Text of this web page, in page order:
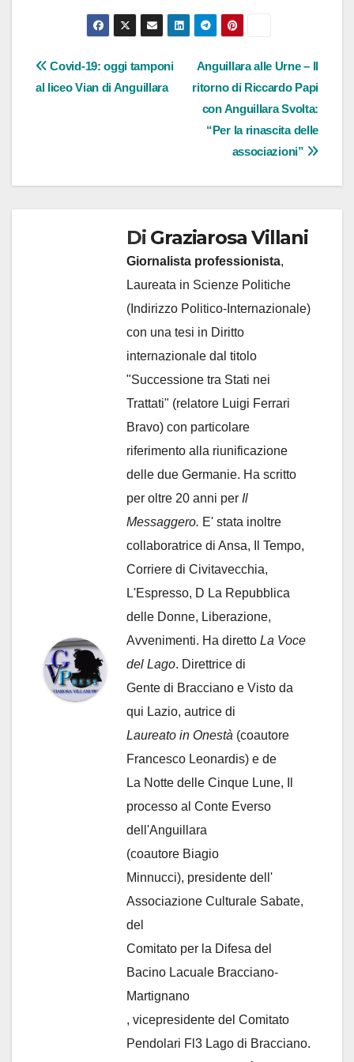
Navigazione
Anguillara alle Urne – Il
ritorno di Riccardo Papi
con Anguillara Svolta:
“Per la rinascita delle
associazioni”
Covid-19: oggi tamponi
al liceo Vian di Anguillara
Di Graziarosa Villani
Giornalista professionista,
Laureata in Scienze Politiche
(Indirizzo Politico-Internazionale)
con una tesi in Diritto
internazionale dal titolo
"Successione tra Stati nei
Trattati" (relatore Luigi Ferrari
Bravo) con particolare
riferimento alla riunificazione
delle due Germanie. Ha scritto
per oltre 20 anni per Il
Messaggero. E' stata inoltre
collaboratrice di Ansa, Il Tempo,
Corriere di Civitavecchia,
L'Espresso, D La Repubblica
delle Donne, Liberazione,
Avvenimenti. Ha diretto La Voce
del Lago. Direttrice di
Gente di Bracciano e Visto da
qui Lazio, autrice di
Laureato in Onestà (coautore
Francesco Leonardis) e de
La Notte delle Cinque Lune, Il
processo al Conte Everso
dell'Anguillara
(coautore Biagio
Minnucci), presidente dell'
Associazione Culturale Sabate,
del
Comitato per la Difesa del
Bacino Lacuale Bracciano-
Martignano
, vicepresidente del Comitato
Pendolari Fl3 Lago di Bracciano.